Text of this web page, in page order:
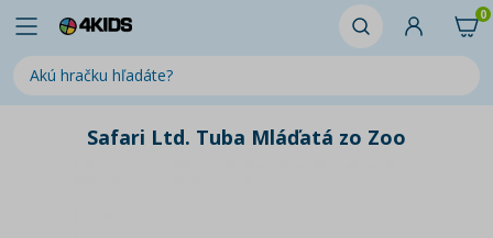
0
Safari Ltd. Tuba Mláďatá zo Zoo